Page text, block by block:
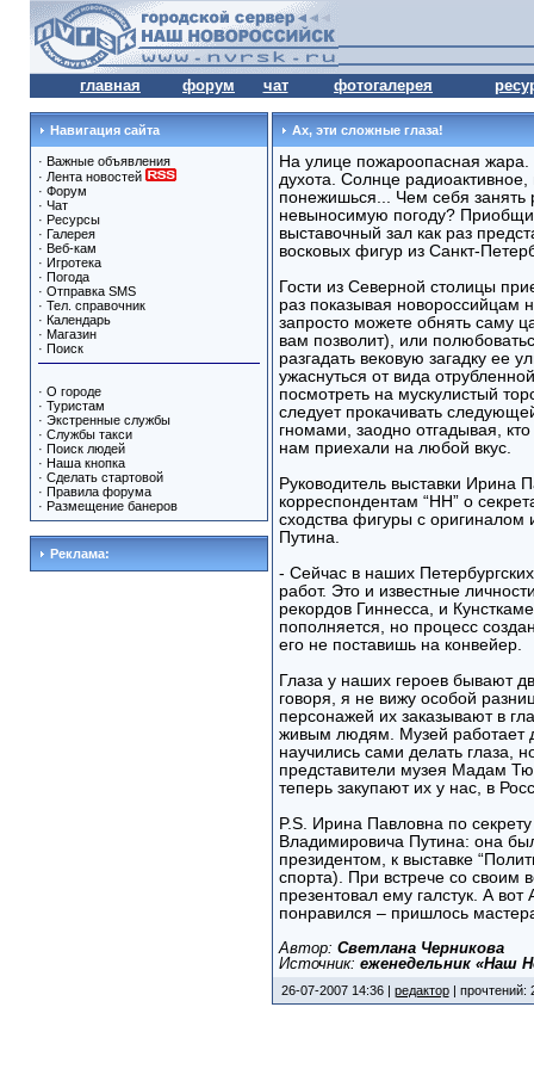
главная форум чат фотогалерея
Навигация сайта
· Важные объявления
· Лента новостей
· Форум
· Чат
· Ресурсы
· Галерея
· Веб-кам
· Игротека
· Погода
· Отправка SMS
· Тел. справочник
· Календарь
· Магазин
· Поиск
· О городе
· Туристам
· Экстренные службы
· Службы такси
· Поиск людей
· Наша кнопка
· Сделать стартовой
· Правила форума
· Размещение банеров
Реклама:
Ах, эти сложные глаза!
На улице пожароопасная жара.
духота. Солнце
понежишься... Чем себя занять
невыносимую погоду?
выставочный зал как раз
восковых фигур из Санкт-
Гости из Северной столицы
раз показывая новороссийцам
запросто можете обнять саму
вам позволит), или
разгадать вековую загадку ее
ужаснуться от вида
посмотреть на мускулистый
следует прокачивать
гномами, заодно отгадывая,
нам приехали на любой вкус.
Руководитель выставки Ирина
корреспондентам “НН” о
сходства фигуры с
Путина.
- Сейчас в наших
работ. Это и известные
рекордов Гиннесса, и
пополняется, но процесс
его не поставишь на конвейер.
Глаза у наших героев бывают
говоря, я не вижу особой
персонажей их заказывают в
живым людям. Музей работает
научились сами делать глаза,
представители музея Мадам
теперь закупают их у нас, в
P.S. Ирина Павловна по
Владимировича Путина: она
президентом, к выставке
спорта). При встрече со своим
презентовал ему галстук. А
понравился – пришлось
Автор: Светлана Черникова
Источник: еженедельник «Наш
26-07-2007 14:36 | редактор| прочтений: